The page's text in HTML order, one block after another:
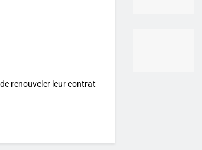
renouveler leur contrat